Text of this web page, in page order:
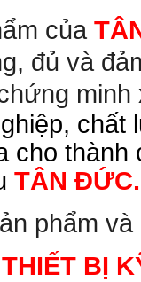
của
đủ và
cho
TÂN ĐỨC.
phẩm
BỊ